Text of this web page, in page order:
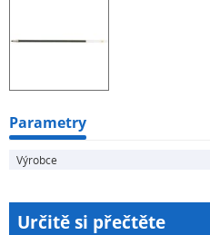
Parametry
Výrobce
Určitě si přečtěte